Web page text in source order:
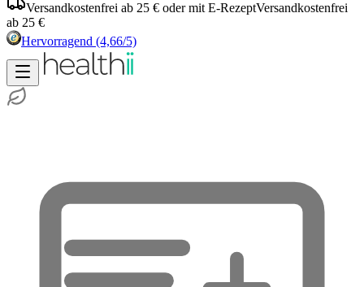
Versandkostenfrei ab 25 € oder mit E-RezeptVersandkostenfrei
ab 25 €
Hervorragend (4,66/5)